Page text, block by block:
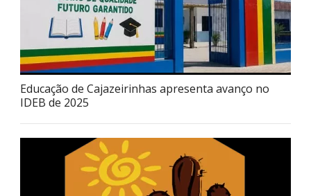
Educação de Cajazeirinhas apresenta avanço no
IDEB de 2025